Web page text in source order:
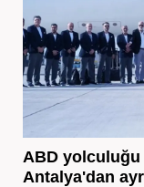
ABD yolculuğu
Antalya'dan